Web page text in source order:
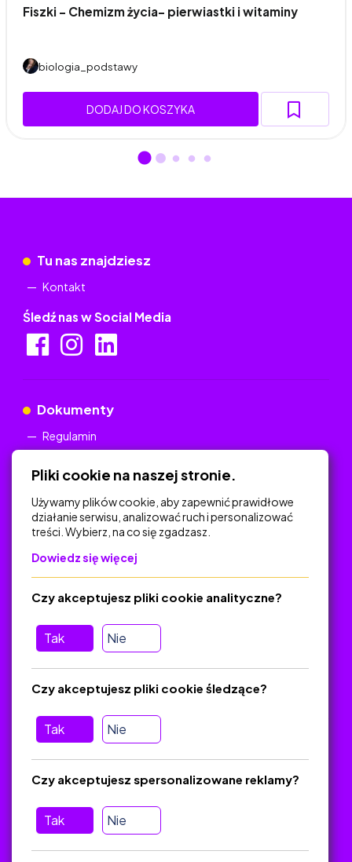
Fiszki - Chemizm życia- pierwiastki i witaminy
biologia_podstawy
DODAJ DO KOSZYKA
Tu nas znajdziesz
Kontakt
Śledź nas w Social Media
Dokumenty
Regulamin
Na skróty
Polityka Prywatności
Regulamin
O platformie
Baza materiałów dydaktycznych
Jak zostać autorem
FAQ
wiadomość nie trafiła do folderu SPAM)
Pliki cookie na naszej stronie.
Używamy plików cookie, aby zapewnić prawidłowe
działanie serwisu, analizować ruch i personalizować
treści. Wybierz, na co się zgadzasz.
Dowiedz się więcej
Tak Nie
Czy akceptujesz pliki cookie analityczne?
Tak Nie
Czy akceptujesz pliki cookie śledzące?
Tak Nie
Czy akceptujesz spersonalizowane reklamy?